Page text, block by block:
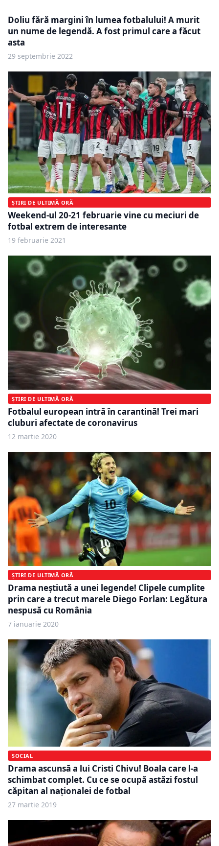
Doliu fără margini în lumea fotbalului! A murit
un nume de legendă. A fost primul care a făcut
asta
29 septembrie 2022
ȘTIRI DE ULTIMĂ ORĂ
Weekend-ul 20-21 februarie vine cu meciuri de
fotbal extrem de interesante
19 februarie 2021
ȘTIRI DE ULTIMĂ ORĂ
Fotbalul european intră în carantină! Trei mari
cluburi afectate de coronavirus
12 martie 2020
ȘTIRI DE ULTIMĂ ORĂ
Drama neștiută a unei legende! Clipele cumplite
prin care a trecut marele Diego Forlan: Legătura
nespusă cu România
7 ianuarie 2020
SOCIAL
Drama ascunsă a lui Cristi Chivu! Boala care l-a
schimbat complet. Cu ce se ocupă astăzi fostul
căpitan al naționalei de fotbal
27 martie 2019